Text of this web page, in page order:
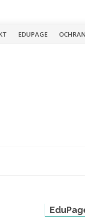
EDUPAGE